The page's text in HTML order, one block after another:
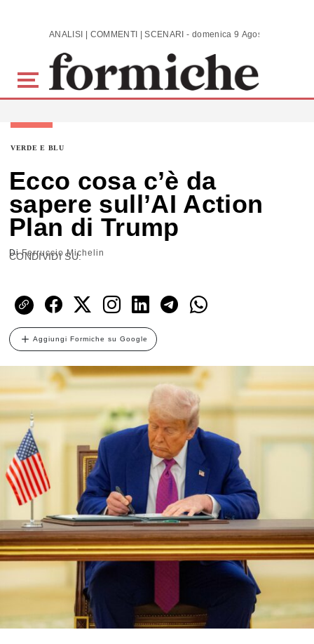
Skip to main content ANALISI | COMMENTI | SCENARI - domenica 9 Agosto 2026
VERDE E BLU
Ecco cosa c’è da
sapere sull’AI Action
Plan di Trump
DiFerruccio Michelin
CONDIVIDI SU:
Aggiungi Formiche su Google